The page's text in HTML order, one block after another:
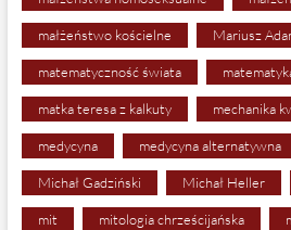
małżeństwo kościelne Mariusz
matematyczność świata
matka teresa z kalkuty mechanika
medycyna medycyna alternatywna
Michał Gadziński Michał Heller
mit mitologia chrześcijańska